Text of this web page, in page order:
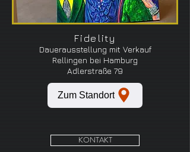
Fidelity
Dauerausstellung mit Verkauf
Rellingen bei Hamburg
Adlerstraße 79
Zum Standort
KONTAKT